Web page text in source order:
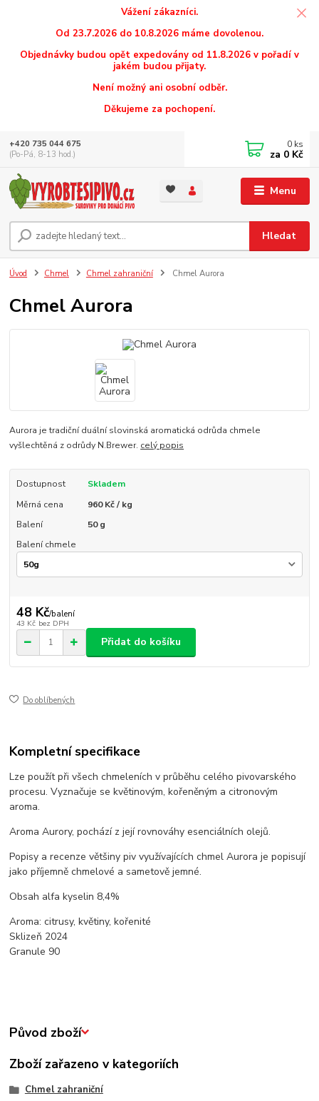
Vážení zákazníci.
Od 23.7.2026 do 10.8.2026 máme dovolenou.
Objednávky budou opět expedovány od 11.8.2026 v pořadí v
jakém budou přijaty.
Není možný ani osobní odběr.
Děkujeme za pochopení.
Menu
Hledat
+420 735 044 675
(Po-Pá, 8-13 hod.)
0 ks
za 0 Kč
Úvod Chmel Chmel zahraniční Chmel Aurora
Chmel Aurora
Aurora je tradiční duální slovinská aromatická odrůda chmele
vyšlechtěná z odrůdy N.Brewer. celý popis
Dostupnost
Skladem
Měrná cena
960 Kč / kg
Balení
50 g
Balení chmele
48 Kč/balení
43 Kč bez DPH
Přidat do košíku
Do oblíbených
Kompletní specifikace
Lze použít při všech chmeleních v průběhu celého pivovarského
procesu. Vyznačuje se květinovým, kořeněným a citronovým
aroma.
Aroma Aurory, pochází z její rovnováhy esenciálních olejů.
Popisy a recenze většiny piv využívajících chmel Aurora je popisují
jako příjemně chmelové a sametově jemné.
Obsah alfa kyselin 8,4%
Aroma: citrusy, květiny, kořenité
Sklizeň 2024
Granule 90
Původ zboží
Zboží zařazeno v kategoriích
Chmel zahraniční